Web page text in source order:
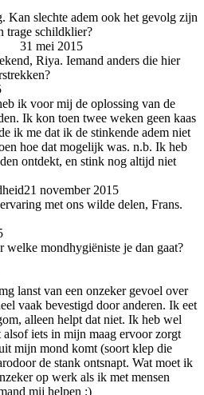
Kan slechte adem ook het gevolg zijn
trage schildklier?
31 mei 2015
Riya. Iemand anders die hier
ik voor mij de oplossing van de
Ik kon toen twee weken geen kaas
ik me dat ik de stinkende adem niet
hoe dat mogelijk was. n.b. Ik heb
ontdekt, en stink nog altijd niet
21 november 2015
met ons wilde delen, Frans.
welke mondhygiëniste je dan gaat?
lanst van een onzeker gevoel over
vaak bevestigd door anderen. Ik eet
alleen helpt dat niet. Ik heb wel
iets in mijn maag ervoor zorgt
mijn mond komt (soort klep die
de stank ontsnapt. Wat moet ik
op werk als ik met mensen
mij helpen :)